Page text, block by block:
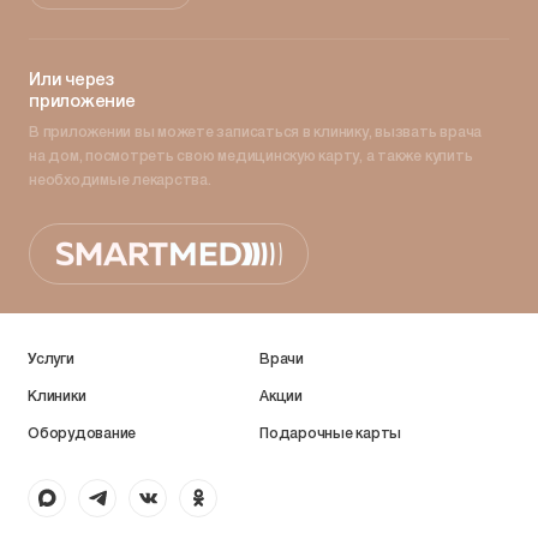
Или через
приложение
В приложении вы можете записаться в клинику, вызвать врача
на дом, посмотреть свою медицинскую карту, а также купить
необходимые лекарства.
Услуги Врачи
Клиники Акции
Оборудование Подарочные карты